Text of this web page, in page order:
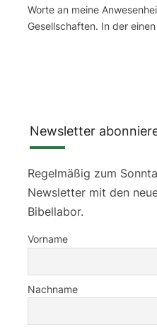
Worte an meine
Gesellschaften. In der
Newsletter
Regelmäßig zum
Newsletter mit den
Bibellabor.
Vorname
Nachname